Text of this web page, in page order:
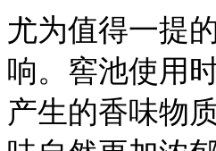
尤为值得一提
响。窖池使用
产生的香味物